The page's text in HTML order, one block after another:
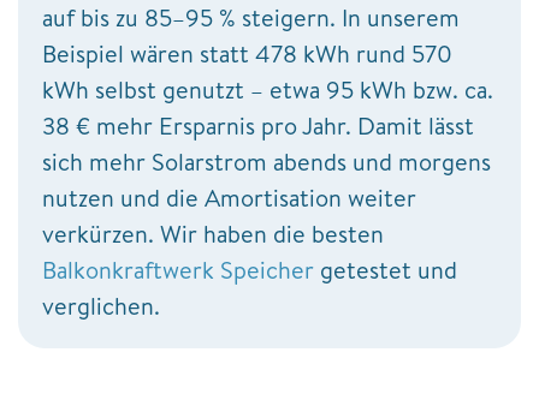
auf bis zu 85–95 % steigern. In unserem
Beispiel wären statt 478 kWh rund 570
kWh selbst genutzt – etwa 95 kWh bzw. ca.
38 € mehr Ersparnis pro Jahr. Damit lässt
sich mehr Solarstrom abends und morgens
nutzen und die Amortisation weiter
verkürzen. Wir haben die besten
Balkonkraftwerk Speicher getestet und
verglichen.